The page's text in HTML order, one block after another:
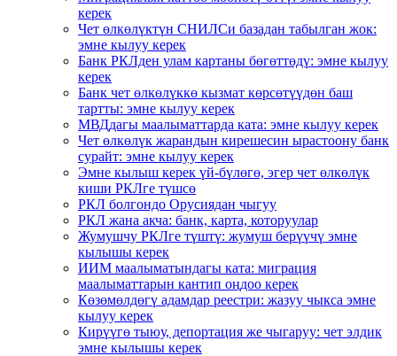
керек
Чет өлкөлүктүн СНИЛСи базадан табылган жок:
эмне кылуу керек
Банк РКЛден улам картаны бөгөттөдү: эмне кылуу
керек
Банк чет өлкөлүккө кызмат көрсөтүүдөн баш
тартты: эмне кылуу керек
МВДдагы маалыматтарда ката: эмне кылуу керек
Чет өлкөлүк жарандын кирешесин ырастоону банк
сурайт: эмне кылуу керек
Эмне кылыш керек үй-бүлөгө, эгер чет өлкөлүк
киши РКЛге түшсө
РКЛ болгондо Орусиядан чыгуу
РКЛ жана акча: банк, карта, которуулар
Жумушчу РКЛге түштү: жумуш берүүчү эмне
кылышы керек
ИИМ маалыматындагы ката: миграция
маалыматтарын кантип оңдоо керек
Көзөмөлдөгү адамдар реестри: жазуу чыкса эмне
кылуу керек
Кирүүгө тыюу, депортация же чыгаруу: чет элдик
эмне кылышы керек